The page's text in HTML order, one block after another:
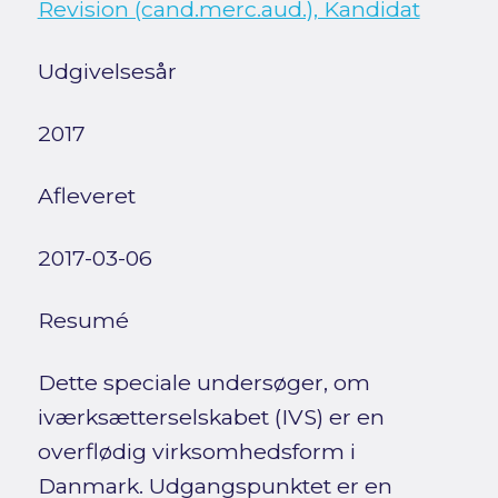
Revision (cand.merc.aud.), Kandidat
Udgivelsesår
2017
Afleveret
2017-03-06
Resumé
Dette speciale undersøger, om
iværksætterselskabet (IVS) er en
overflødig virksomhedsform i
Danmark. Udgangspunktet er en